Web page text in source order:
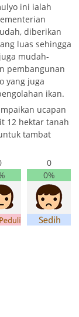
ini ialah
diberikan
luas sehingga
mudah-
pembangunan
yang juga
ikan.
ucapan
12 hektar tanah
tambat
0
0%